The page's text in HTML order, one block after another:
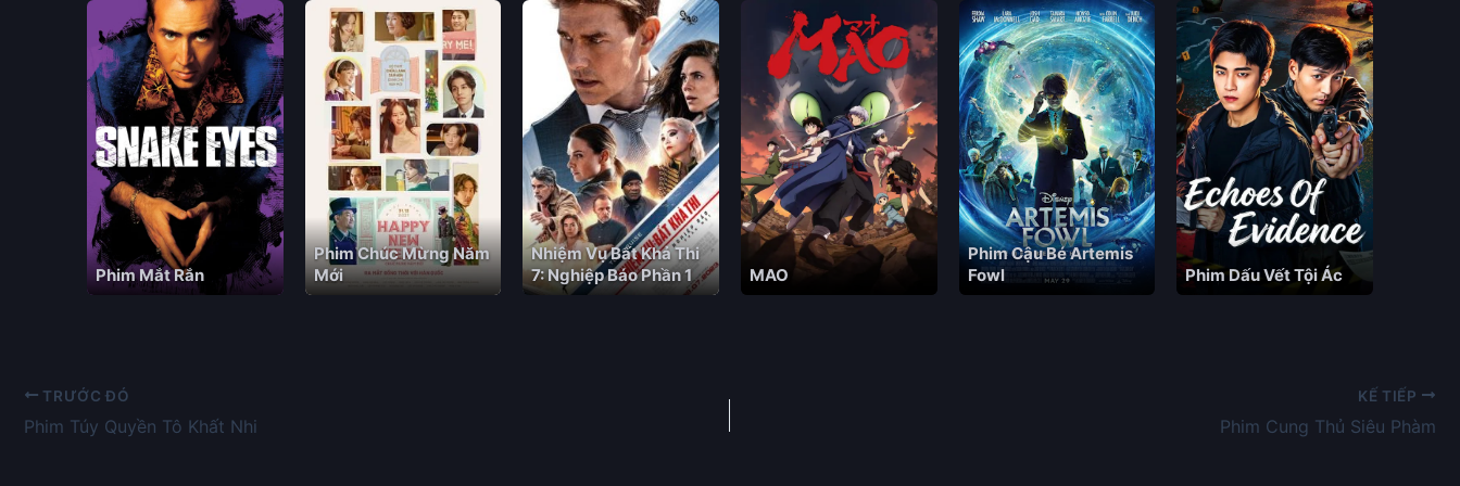
Phim Mắt Rắn
Phim Chúc Mừng Năm
Mới
Nhiệm Vụ Bất Khả Thi
7: Nghiệp Báo Phần 1
MAO
Phim Cậu Bé Artemis
Fowl
Phim Dấu Vết Tội Ác
TRƯỚC ĐÓ
Phim Túy Quyền Tô Khất Nhi
KẾ TIẾP
Phim Cung Thủ Siêu Phàm